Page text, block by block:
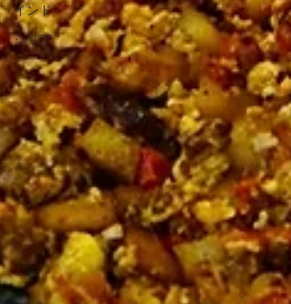
インド
シリア